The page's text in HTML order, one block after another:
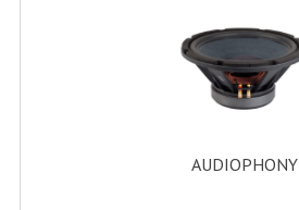
AUDIOPHONY